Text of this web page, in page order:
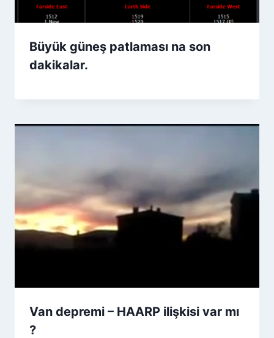
Büyük güneş patlaması na son
dakikalar.
Van depremi – HAARP ilişkisi var mı
?